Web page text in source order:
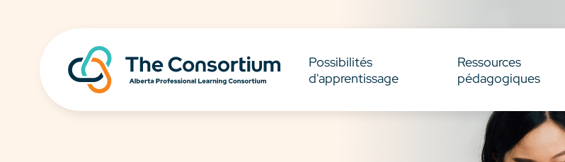
Possibilités
d'apprentissage
Ressources
pédagogiques